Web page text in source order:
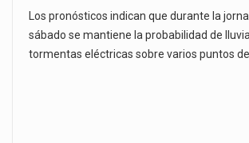
Los pronósticos indican que durante la
sábado se mantiene la probabilidad de
tormentas eléctricas sobre varios puntos